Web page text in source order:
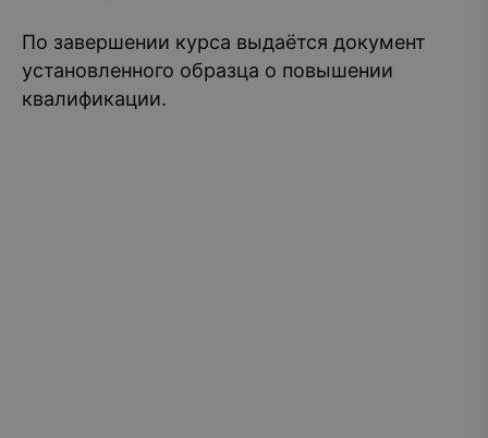
По завершении курса выдаётся документ
установленного образца о повышении
квалификации.